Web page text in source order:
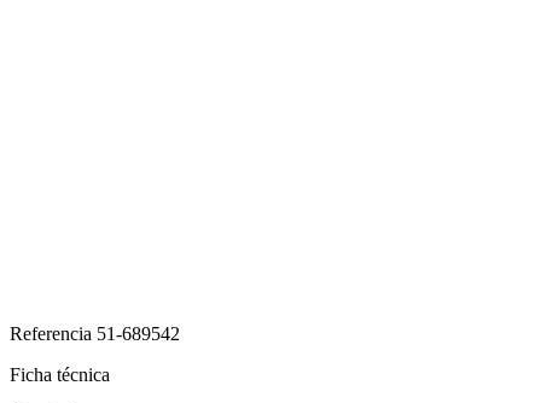
Referencia 51-689542
Ficha técnica